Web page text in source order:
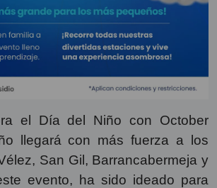
el Día del Niño con October
llegará con más fuerza a los
San Gil, Barrancabermeja y
evento, ha sido ideado para